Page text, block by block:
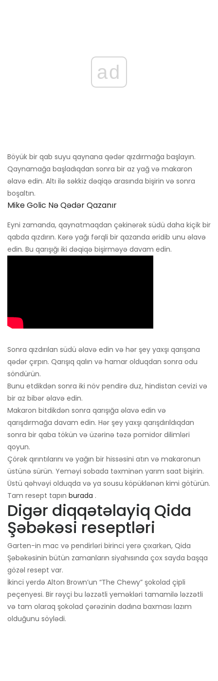
ad
Böyük bir qab suyu qaynana qədər qızdırmağa başlayın.
Qaynamağa başladıqdan sonra bir az yağ və makaron
əlavə edin. Altı ilə səkkiz dəqiqə arasında bişirin və sonra
boşaltın.
Mike Golic Nə Qədər Qazanır
Eyni zamanda, qaynatmaqdan çəkinərək südü daha kiçik bir
qabda qızdırın. Kərə yağı fərqli bir qazanda əridib unu əlavə
edin. Bu qarışığı iki dəqiqə bişirməyə davam edin.
Sonra qızdırılan südü əlavə edin və hər şey yaxşı qarışana
qədər çırpın. Qarışıq qalın və hamar olduqdan sonra odu
söndürün.
Bunu etdikdən sonra iki növ pendirə duz, hindistan cevizi və
bir az bibər əlavə edin.
Makaron bitdikdən sonra qarışığa əlavə edin və
qarışdırmağa davam edin. Hər şey yaxşı qarışdırıldıqdan
sonra bir qaba tökün və üzərinə təzə pomidor dilimləri
qoyun.
Çörək qırıntılarını və yağın bir hissəsini atın və makaronun
üstünə sürün. Yeməyi sobada təxminən yarım saat bişirin.
Üstü qəhvəyi olduqda və ya sousu köpüklənən kimi götürün.
Tam resept tapın burada .
Digər diqqətəlayiq Qida
Şəbəkəsi reseptləri
Garten-in mac və pendirləri birinci yerə çıxarkən, Qida
Şəbəkəsinin bütün zamanların siyahısında çox sayda başqa
gözəl resept var.
İkinci yerdə Alton Brown’un ​​“The Chewy” şokolad çipli
peçenyesi. Bir rəyçi bu ləzzətli yeməkləri tamamilə ləzzətli
və tam olaraq şokolad çərəzinin dadına baxması lazım
olduğunu söylədi.